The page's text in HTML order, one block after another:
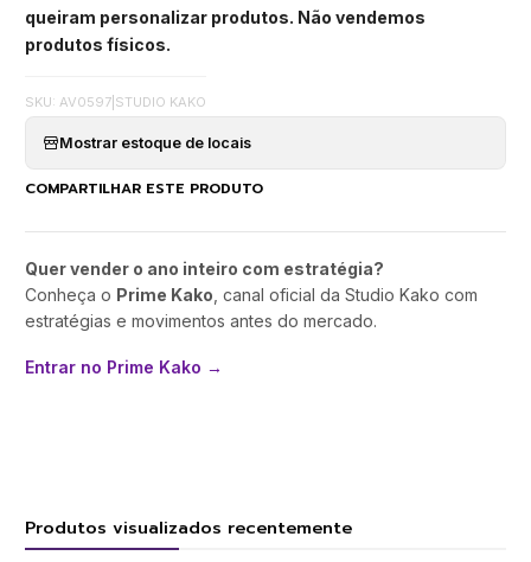
queiram personalizar produtos. Não vendemos
produtos físicos.
SKU: AV0597 STUDIO KAKO
Mostrar estoque de locais
COMPARTILHAR ESTE PRODUTO
Quer vender o ano inteiro com estratégia?
Conheça o Prime Kako , canal oficial da Studio Kako com
estratégias e movimentos antes do mercado.
Entrar no Prime Kako →
Produtos visualizados recentemente